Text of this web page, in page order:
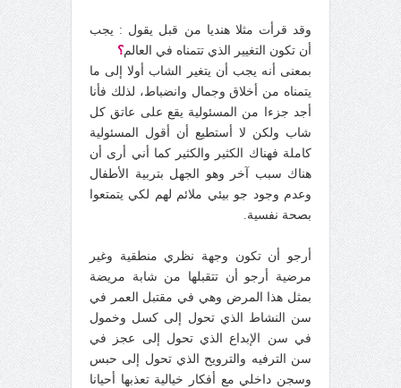
وقد قرأت مثلا هنديا من قبل يقول : يجب
أن تكون التغيير الذي تتمناه في العالم؟
بمعنى أنه يجب أن يتغير الشاب أولا إلى ما
يتمناه من أخلاق وجمال وانضباط، لذلك فأنا
أجد جزءا من المسئولية يقع على عاتق كل
شاب ولكن لا أستطيع أن أقول المسئولية
كاملة فهناك الكثير والكثير كما أني أرى أن
هناك سبب آخر وهو الجهل بتربية الأطفال
وعدم وجود جو بيئي ملائم لهم لكي يتمتعوا
بصحة نفسية.
أرجو أن تكون وجهة نظري منطقية وغير
مرضية أرجو أن تتقبلها من شابة مريضة
بمثل هذا المرض وهي في مقتبل العمر في
سن النشاط الذي تحول إلى كسل وخمول
في سن الإبداع الذي تحول إلى عجز في
سن الترفيه والترويح الذي تحول إلى حبس
وسجن داخلي مع أفكار خيالية تعذبها أحيانا